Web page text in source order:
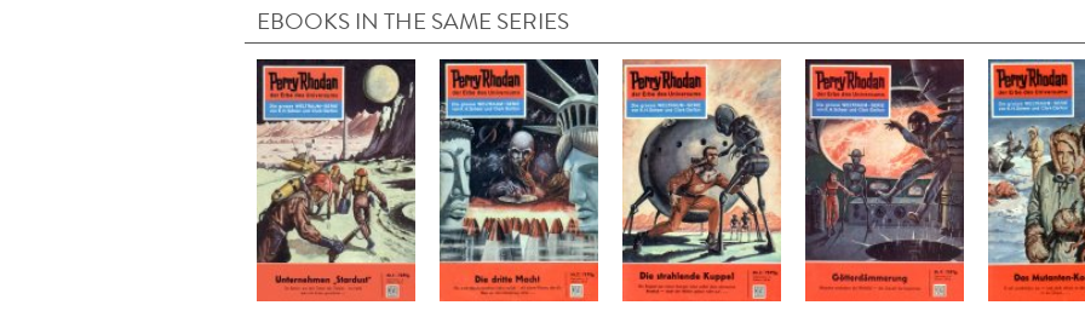
EBOOKS IN THE SAME SERIES